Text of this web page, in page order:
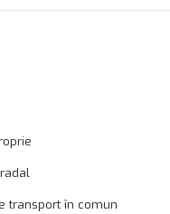
transport în comun